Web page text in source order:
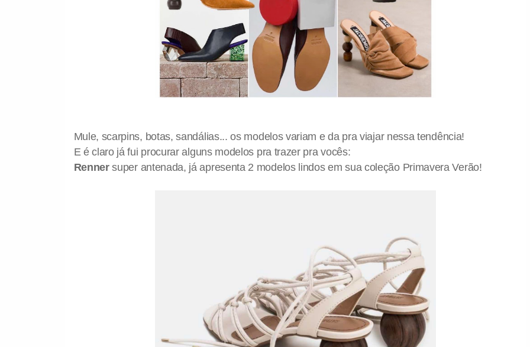
Mule, scarpins, botas, sandálias... os modelos variam e da pra viajar nessa tendência!
E é claro já fui procurar alguns modelos pra trazer pra vocês:
Rennersuper antenada, já apresenta 2 modelos lindos em sua coleção Primavera Verão!